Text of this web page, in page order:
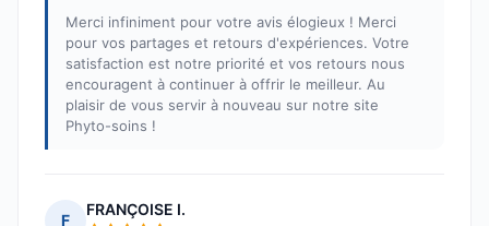
Merci infiniment pour votre avis élogieux ! Merci
pour vos partages et retours d'expériences. Votre
satisfaction est notre priorité et vos retours nous
encouragent à continuer à offrir le meilleur. Au
plaisir de vous servir à nouveau sur notre site
Phyto-soins !
F
FRANÇOISE I.